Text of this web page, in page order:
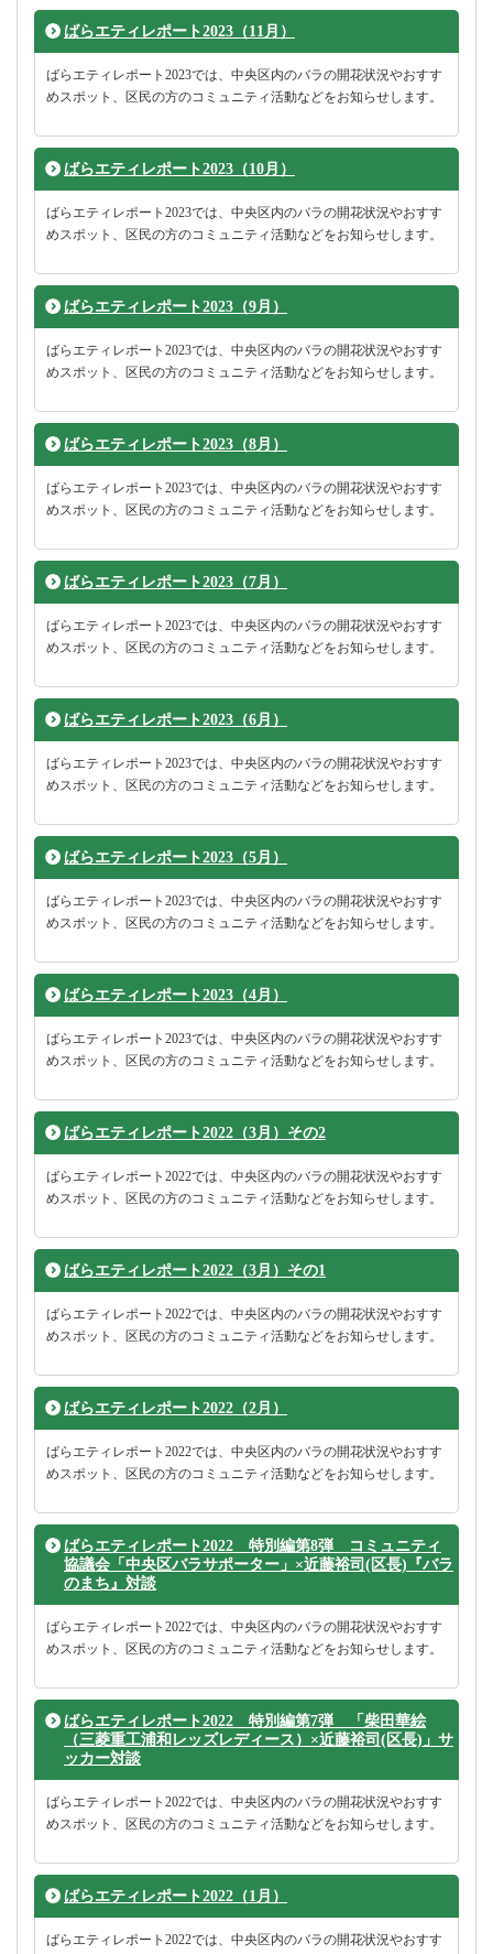
ばらエティレポート2023（11月）
ばらエティレポート2023では、中央区内のバラの開花状況やおすす
めスポット、区民の方のコミュニティ活動などをお知らせします。
ばらエティレポート2023（10月）
ばらエティレポート2023では、中央区内のバラの開花状況やおすす
めスポット、区民の方のコミュニティ活動などをお知らせします。
ばらエティレポート2023（9月）
ばらエティレポート2023では、中央区内のバラの開花状況やおすす
めスポット、区民の方のコミュニティ活動などをお知らせします。
ばらエティレポート2023（8月）
ばらエティレポート2023では、中央区内のバラの開花状況やおすす
めスポット、区民の方のコミュニティ活動などをお知らせします。
ばらエティレポート2023（7月）
ばらエティレポート2023では、中央区内のバラの開花状況やおすす
めスポット、区民の方のコミュニティ活動などをお知らせします。
ばらエティレポート2023（6月）
ばらエティレポート2023では、中央区内のバラの開花状況やおすす
めスポット、区民の方のコミュニティ活動などをお知らせします。
ばらエティレポート2023（5月）
ばらエティレポート2023では、中央区内のバラの開花状況やおすす
めスポット、区民の方のコミュニティ活動などをお知らせします。
ばらエティレポート2023（4月）
ばらエティレポート2023では、中央区内のバラの開花状況やおすす
めスポット、区民の方のコミュニティ活動などをお知らせします。
ばらエティレポート2022（3月）その2
ばらエティレポート2022では、中央区内のバラの開花状況やおすす
めスポット、区民の方のコミュニティ活動などをお知らせします。
ばらエティレポート2022（3月）その1
ばらエティレポート2022では、中央区内のバラの開花状況やおすす
めスポット、区民の方のコミュニティ活動などをお知らせします。
ばらエティレポート2022（2月）
ばらエティレポート2022では、中央区内のバラの開花状況やおすす
めスポット、区民の方のコミュニティ活動などをお知らせします。
ばらエティレポート2022 特別編第8弾 コミュニティ
協議会「中央区バラサポーター」×近藤裕司(区長)『バラ
のまち』対談
ばらエティレポート2022では、中央区内のバラの開花状況やおすす
めスポット、区民の方のコミュニティ活動などをお知らせします。
ばらエティレポート2022 特別編第7弾 「柴田華絵
（三菱重工浦和レッズレディース）×近藤裕司(区長)」サ
ッカー対談
ばらエティレポート2022では、中央区内のバラの開花状況やおすす
めスポット、区民の方のコミュニティ活動などをお知らせします。
ばらエティレポート2022（1月）
ばらエティレポート2022では、中央区内のバラの開花状況やおすす